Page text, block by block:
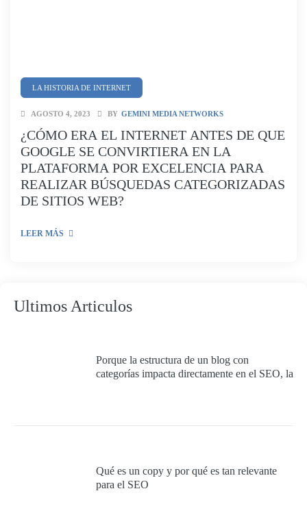
LA HISTORIA DE INTERNET
¿CÓMO ERA EL INTERNET ANTES DE QUE
GOOGLE SE CONVIRTIERA EN LA
PLATAFORMA POR EXCELENCIA PARA
REALIZAR BÚSQUEDAS CATEGORIZADAS
DE SITIOS WEB?
AGOSTO 4, 2023 BY GEMINI MEDIA NETWORKS
LEER MÁS
Ultimos Articulos
Porque la estructura de un blog con
categorías impacta directamente en el SEO, la
Qué es un copy y por qué es tan relevante
para el SEO